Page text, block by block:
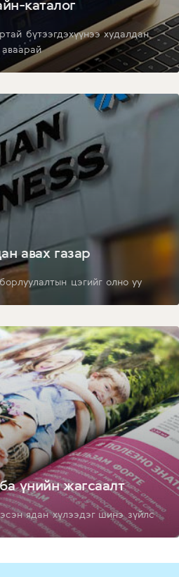
каталог
бүтээгдэхүүнээ худалдан
аваарай
авах газар
цэгийг олно уу
үнийн жагсаалт
ядан хүлээдэг шинэ зүйлс